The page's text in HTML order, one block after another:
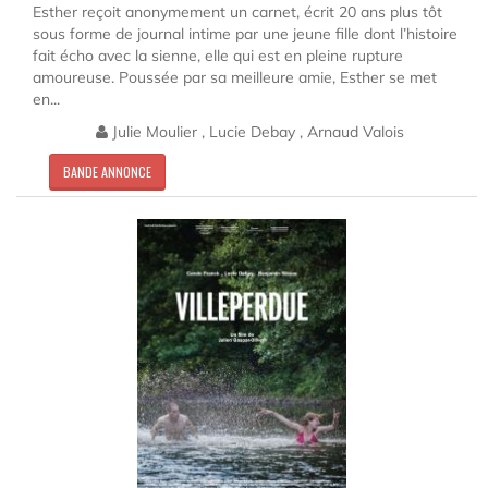
Esther reçoit anonymement un carnet, écrit 20 ans plus tôt
sous forme de journal intime par une jeune fille dont l’histoire
fait écho avec la sienne, elle qui est en pleine rupture
amoureuse. Poussée par sa meilleure amie, Esther se met
en...
Julie Moulier , Lucie Debay , Arnaud Valois
BANDE ANNONCE